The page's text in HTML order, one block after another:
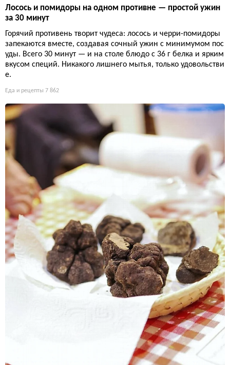
Лосось и помидоры на одном противне — простой ужин
за 30 минут
Горячий противень творит чудеса: лосось и черри-помидоры
запекаются вместе, создавая сочный ужин с минимумом пос
уды. Всего 30 минут — и на столе блюдо с 36 г белка и ярким
вкусом специй. Никакого лишнего мытья, только удовольстви
е.
Еда и рецепты 7 862